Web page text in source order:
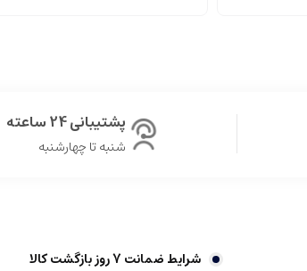
پشتیبانی 24 ساعته
شنبه تا چهارشنبه
شرایط ضمانت 7 روز بازگشت کالا